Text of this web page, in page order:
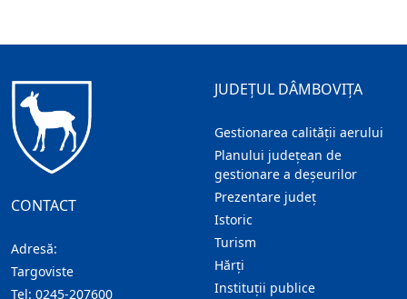
CONTACT
Adresă:
Targoviste
Tel: 0245-207600
JUDEȚUL DÂMBOVIȚA
Gestionarea calității aerului
Planului județean de
gestionare a deșeurilor
Prezentare judeţ
Istoric
Turism
Hărţi
Instituţii publice